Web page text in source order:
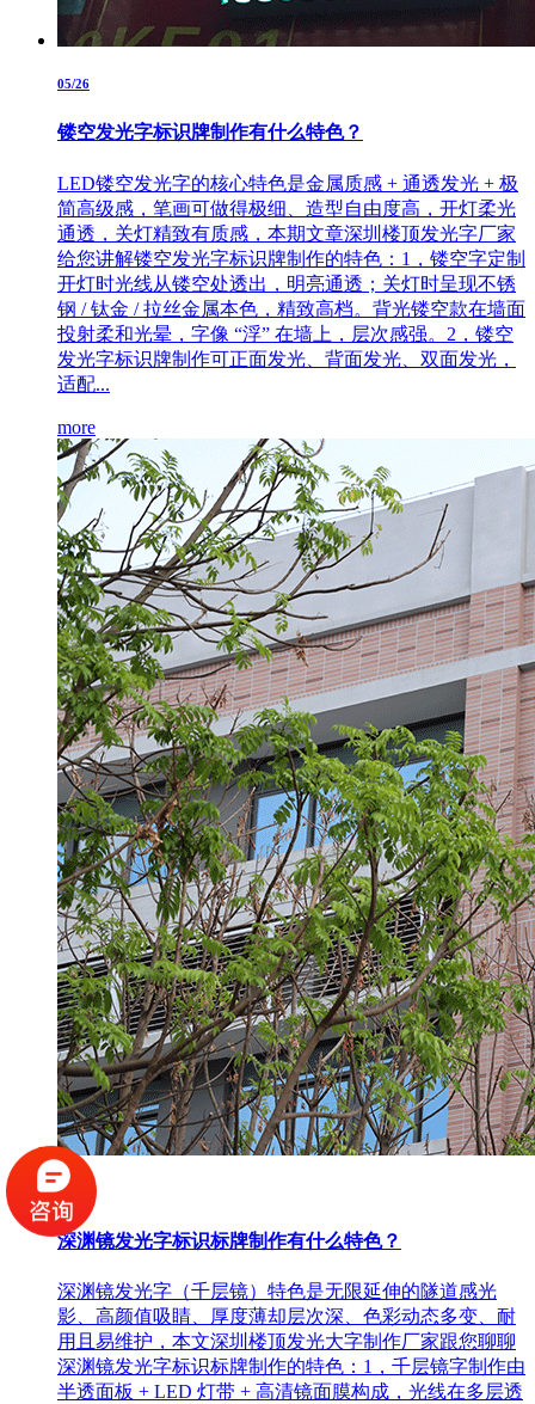
05/26
镂空发光字标识牌制作有什么特色？
LED镂空发光字的核心特色是金属质感 + 通透发光 + 极
简高级感，笔画可做得极细、造型自由度高，开灯柔光
通透，关灯精致有质感，本期文章深圳楼顶发光字厂家
给您讲解镂空发光字标识牌制作的特色：1，镂空字定制
开灯时光线从镂空处透出，明亮通透；关灯时呈现不锈
钢 / 钛金 / 拉丝金属本色，精致高档。背光镂空款在墙面
投射柔和光晕，字像 “浮” 在墙上，层次感强。2，镂空
发光字标识牌制作可正面发光、背面发光、双面发光，
适配...
more
05/25
深渊镜发光字标识标牌制作有什么特色？
深渊镜发光字（千层镜）特色是无限延伸的隧道感光
影、高颜值吸睛、厚度薄却层次深、色彩动态多变、耐
用且易维护，本文深圳楼顶发光大字制作厂家跟您聊聊
深渊镜发光字标识标牌制作的特色：1，千层镜字制作由
半透面板 + LED 灯带 + 高清镜面膜构成，光线在多层透